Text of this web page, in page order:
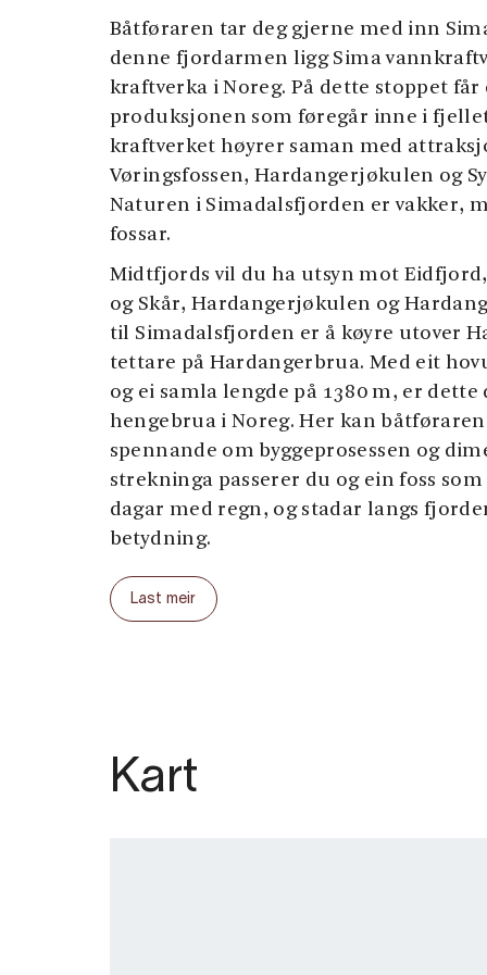
Båtføraren tar deg gjerne med inn
denne fjordarmen ligg Sima
kraftverka i Noreg. På dette stoppet
produksjonen som føregår inne i
kraftverket høyrer saman med
Vøringsfossen, Hardangerjøkulen og
Naturen i Simadalsfjorden er vakker,
fossar.
Midtfjords vil du ha utsyn mot
og Skår, Hardangerjøkulen og
til Simadalsfjorden er å køyre utover
tettare på Hardangerbrua. Med eit
og ei samla lengde på 1380 m, er dette
hengebrua i Noreg. Her kan
spennande om byggeprosessen og
strekninga passerer du og ein foss
dagar med regn, og stadar langs
betydning.
Samla lengde på RIB-turen er ein
anledning til å vere innom både
Last meir
Kart